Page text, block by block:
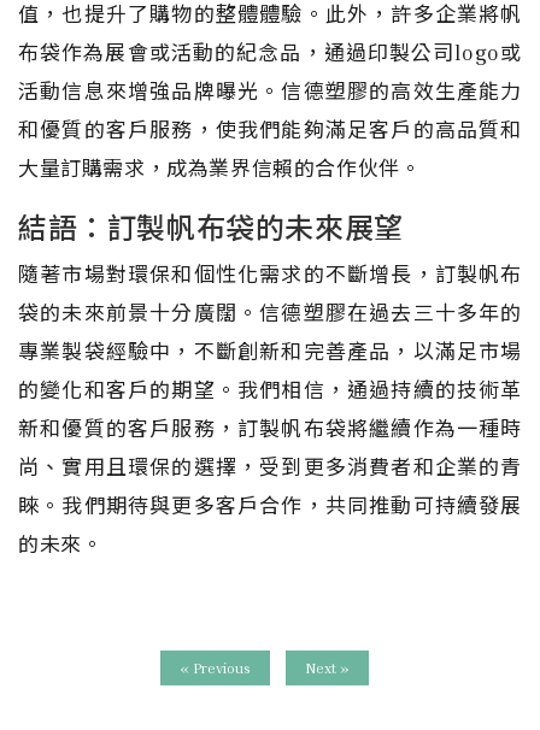
值，也提升了購物的整體體驗。此外，許多企業將帆
布袋作為展會或活動的紀念品，通過印製公司logo或
活動信息來增強品牌曝光。信德塑膠的高效生產能力
和優質的客戶服務，使我們能夠滿足客戶的高品質和
大量訂購需求，成為業界信賴的合作伙伴。
結語：訂製帆布袋的未來展望
隨著市場對環保和個性化需求的不斷增長，訂製帆布
袋的未來前景十分廣闊。信德塑膠在過去三十多年的
專業製袋經驗中，不斷創新和完善產品，以滿足市場
的變化和客戶的期望。我們相信，通過持續的技術革
新和優質的客戶服務，訂製帆布袋將繼續作為一種時
尚、實用且環保的選擇，受到更多消費者和企業的青
睞。我們期待與更多客戶合作，共同推動可持續發展
的未來。
« Previous Next »